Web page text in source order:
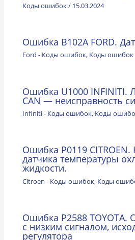
Коды ошибок/ 15.03.2024
Ошибка B102A FORD.
Ford - Коды ошибок, Коды ошибок
Ошибка U1000 INFINITI.
CAN — неисправность
Infiniti - Коды ошибок, Коды
Ошибка P0119 CITROEN.
датчика температуры
жидкости.
Citroen - Коды ошибок, Коды
Ошибка P2588 TOYOTA.
с низким сигналом,
регулятора